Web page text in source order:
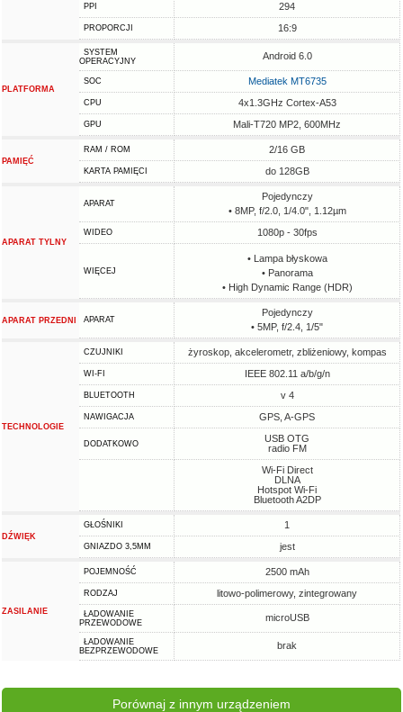
PPI 294
PROPORCJI 16:9
PLATFORMA
SYSTEM
OPERACYJNY
Android 6.0
SOC Mediatek MT6735
CPU 4x1.3GHz Cortex-A53
GPU Mali-T720 MP2, 600MHz
PAMIĘĆ
RAM / ROM 2/16 GB
KARTA PAMIĘCI do 128GB
APARAT TYLNY
APARAT
Pojedynczy
• 8MP, f/2.0, 1/4.0", 1.12µm
WIDEO 1080p - 30fps
WIĘCEJ
• Lampa błyskowa
• Panorama
• High Dynamic Range (HDR)
APARAT PRZEDNI APARAT
Pojedynczy
• 5MP, f/2.4, 1/5"
TECHNOLOGIE
CZUJNIKI żyroskop, akcelerometr, zbliżeniowy, kompas
WI-FI IEEE 802.11 a/b/g/n
BLUETOOTH v 4
NAWIGACJA GPS, A-GPS
DODATKOWO
USB OTG
radio FM
Wi-Fi Direct
DLNA
Hotspot Wi-Fi
Bluetooth A2DP
DŹWIĘK
GŁOŚNIKI 1
GNIAZDO 3,5MM jest
ZASILANIE
POJEMNOŚĆ 2500 mAh
RODZAJ litowo-polimerowy, zintegrowany
ŁADOWANIE
PRZEWODOWE
microUSB
ŁADOWANIE
BEZPRZEWODOWE
brak
Porównaj z innym urządzeniem